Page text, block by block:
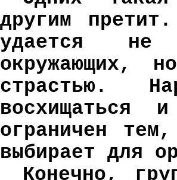
другим
удается не
окружающих,
страстью.
восхищаться
ограничен
выбирает для
Конечно,